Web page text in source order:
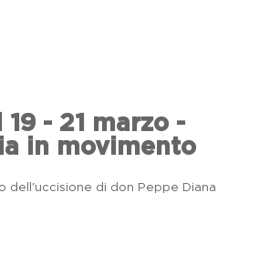
19 - 21 marzo -
in movimento
dell'uccisione di don Peppe Diana